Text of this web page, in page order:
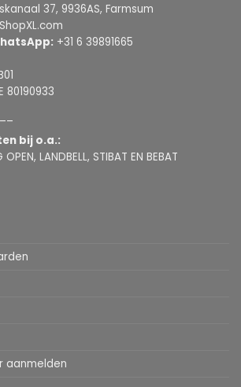
37, 9936AS, Farmsum
+31 6 39891665
80190933
bij o.a.:
OPEN, LANDBELL, STIBAT EN BEBAT
aanmelden